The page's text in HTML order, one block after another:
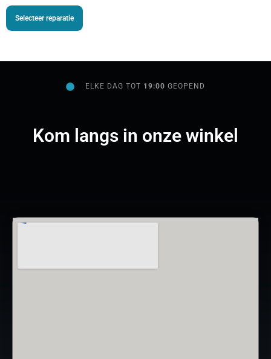
Selecteer reparatie
ELKE DAG TOT 19:00GEOPEND
Kom langs in onze winkel